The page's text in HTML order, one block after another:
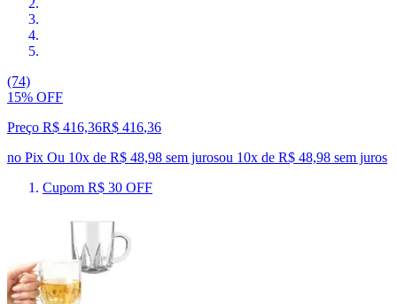
(74)
15% OFF
Preço R$ 416,36R$ 416,36
no Pix Ou 10x de R$ 48,98 sem jurosou 10x de R$ 48,98 sem juros
Cupom R$ 30 OFF